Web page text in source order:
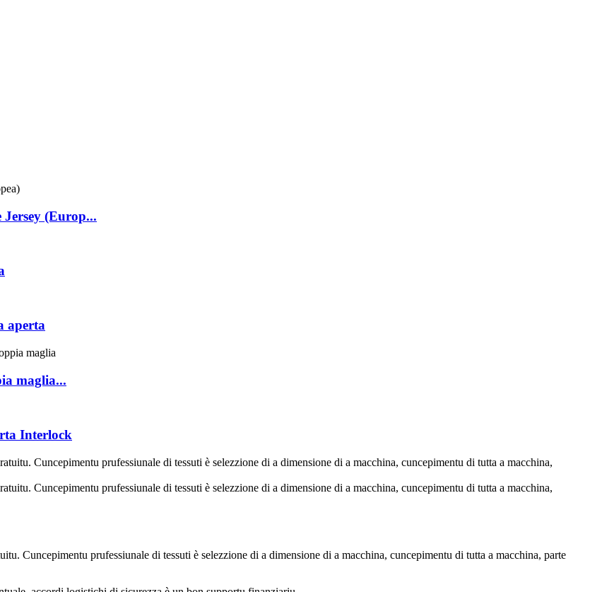
(Europ...
aperta
maglia...
Interlock
Cuncepimentu prufessiunale di tessuti è selezzione di a dimensione di a macchina, cuncepimentu di tutta a macchina, parte